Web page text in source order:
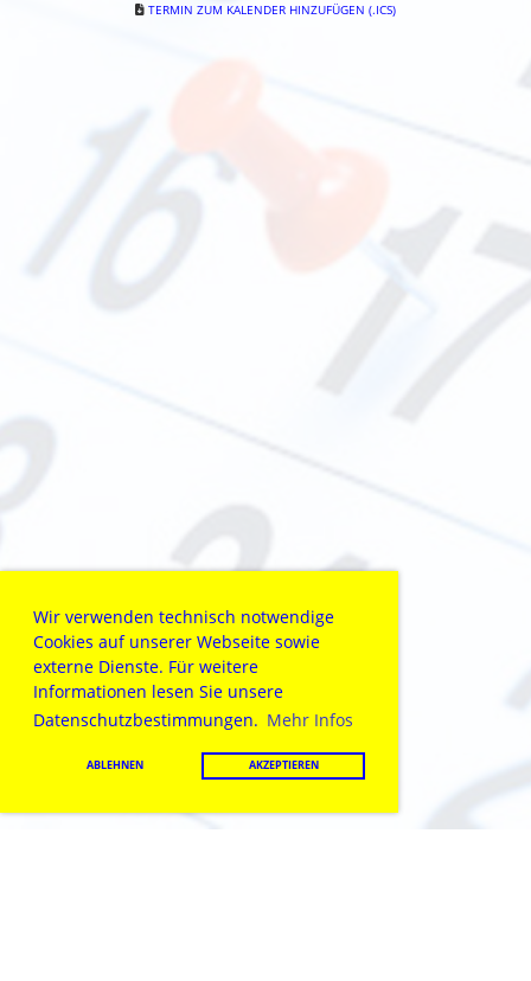
Wir verwenden technisch notwendige
Cookies auf unserer Webseite sowie
externe Dienste. Für weitere
Informationen lesen Sie unsere
Datenschutzbestimmungen. Mehr Infos
ABLEHNEN AKZEPTIEREN
TERMIN ZUM KALENDER HINZUFÜGEN (.ICS)